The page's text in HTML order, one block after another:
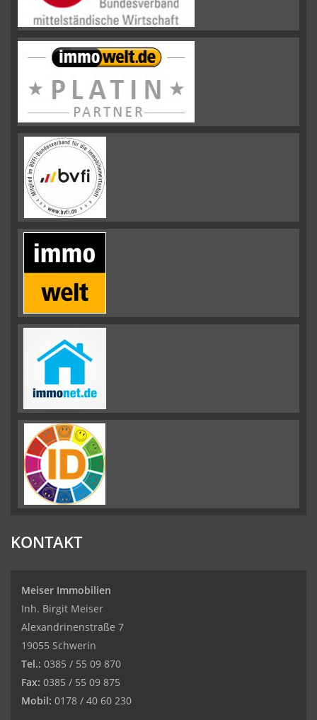
KONTAKT
Meiser Immobilien
Inh. Birgit Meiser
Alexandrinenstraße 7
19055 Schwerin
Tel.: 0385 / 55 09 870
Fax: 0385 / 55 09 875
Mobil: 0178 / 40 60 230